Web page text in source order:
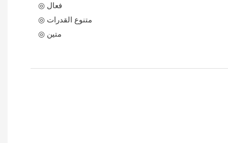
◎ فعال
◎ متنوع القدرات
◎ متين